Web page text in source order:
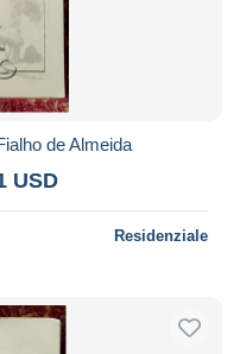
de Almeida
USD
Residenziale